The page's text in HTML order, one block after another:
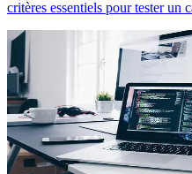
critères essentiels pour tester un